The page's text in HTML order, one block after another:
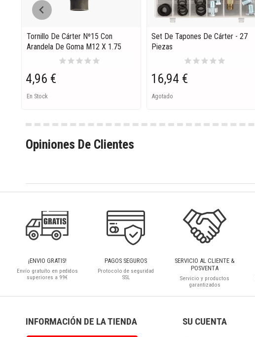
Tornillo De Cárter Nº15 Con
Arandela De Goma M12 X 1.75
starstarstarstarstar
4,96 €
En Stock
Set De Tapones De Cárter - 27
Piezas
starstarstarstarstar
16,94 €
Agotado
Opiniones De Clientes
¡ENVIO GRATIS!
Envío gratuíto en pedidos
superiores a 99€
PAGOS SEGUROS
Protocolo de seguridad
SSL
SERVICIO AL CLIENTE &
POSVENTA
Servicio y productos
garantizados
INFORMACIÓN DE LA TIENDA SU CUENTA